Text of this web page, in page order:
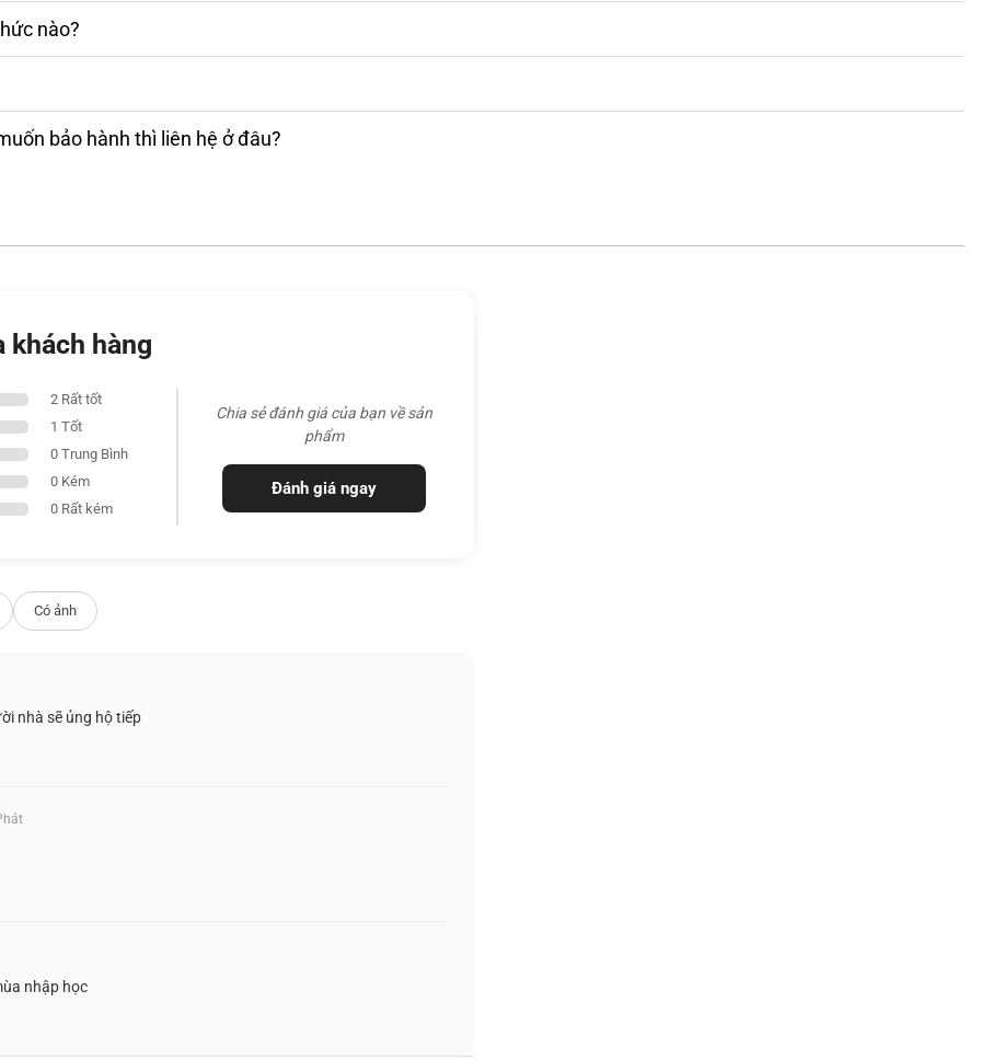
tiện lợi trong thao tác.
, vớicảm biến vân tayvàcamera hồng ngoại
vẫn đảm bảo an toàn dữ liệu. Những
văn phòng hoặc người thường xuyên làm
việc cao.
không gặp hiện tượng giật lag, duy trì sự
nào?
bảo hành thì liên hệ ở đâu?
khách hàng
2 Rất tốt
1 Tốt
0 Trung Bình
0 Kém
0 Rất kém
Chia sẻ đánh giá của bạn về sản
phẩm
Đánh giá ngay
Có ảnh
nhà sẽ ủng hộ tiếp
nhập học